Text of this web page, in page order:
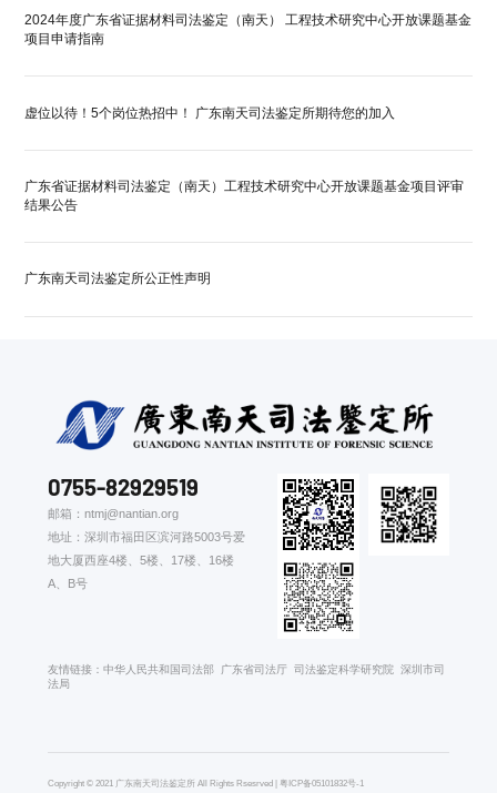
2024年度广东省证据材料司法鉴定（南天） 工程技术研究中心开放课题基金
项目申请指南
虚位以待！5个岗位热招中！ 广东南天司法鉴定所期待您的加入
广东省证据材料司法鉴定（南天）工程技术研究中心开放课题基金项目评审
结果公告
广东南天司法鉴定所公正性声明
0755-82929519
邮箱：ntmj@nantian.org
地址：深圳市福田区滨河路5003号爱
地大厦西座4楼、5楼、17楼、16楼
A、B号
友情链接： 中华人民共和国司法部 广东省司法厅 司法鉴定科学研究院 深圳市司
法局
Copyright © 2021 广东南天司法鉴定所 All Rights Rsesrved | 粤ICP备05101832号-1